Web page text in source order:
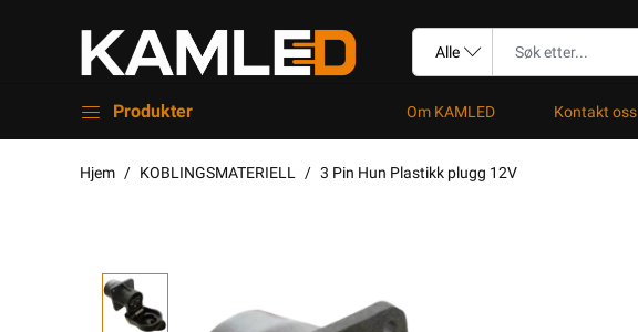
Produkter Om KAMLED Kontakt oss
Hjem KOBLINGSMATERIELL 3 Pin Hun Plastikk plugg 12V